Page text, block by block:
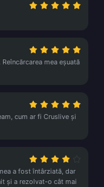
mea eșuată
cum ar fi Cruslive și
a fost întârziată, dar
și a rezolvat-o cât mai